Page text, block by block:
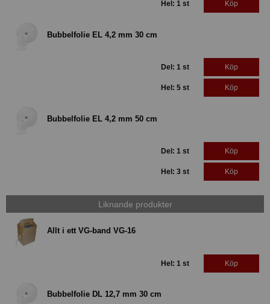
Hel: 1 st Köp
Bubbelfolie EL 4,2 mm 30 cm
Del: 1 st Köp
Hel: 5 st Köp
Bubbelfolie EL 4,2 mm 50 cm
Del: 1 st Köp
Hel: 3 st Köp
Liknande produkter
Allt i ett VG-band VG-16
Hel: 1 st Köp
Bubbelfolie DL 12,7 mm 30 cm